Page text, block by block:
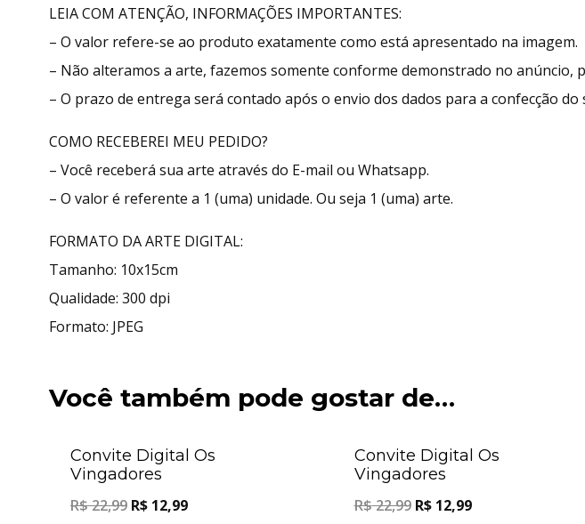
LEIA COM ATENÇÃO, INFORMAÇÕES IMPORTANTES:
– O valor refere-se ao produto exatamente como está apresentado na imagem.
– Não alteramos a arte, fazemos somente conforme demonstrado no anúncio,
– O prazo de entrega será contado após o envio dos dados para a confecção do
COMO RECEBEREI MEU PEDIDO?
– Você receberá sua arte através do E-mail ou Whatsapp.
– O valor é referente a 1 (uma) unidade. Ou seja 1 (uma) arte.
FORMATO DA ARTE DIGITAL:
Tamanho: 10x15cm
Qualidade: 300 dpi
Formato: JPEG
Você também pode gostar de…
Convite Digital Os
Vingadores
R$22,99 R$ 12,99
Convite Digital Os
Vingadores
R$22,99 R$12,99